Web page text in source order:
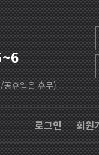
휴일은 휴무)
로그인 회원